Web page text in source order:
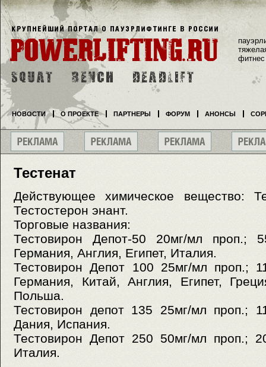
Тестенат
Действующее химическое вещество:
Тестостерон энант.
Торговые названия:
Тестовирон Депот-50 20мг/мл проп.;
Германия, Англия, Египет, Италия.
Тестовирон Депот 100 25мг/мл проп.;
Германия, Китай, Англия, Египет,
Польша.
Тестовирон депот 135 25мг/мл проп.;
Дания, Испания.
Тестовирон Депот 250 50мг/мл проп.;
Италия.
фитнес
НОВОСТИ О ПРОЕКТЕ ПАРТНЕРЫ ФОРУМ АНОНСЫ